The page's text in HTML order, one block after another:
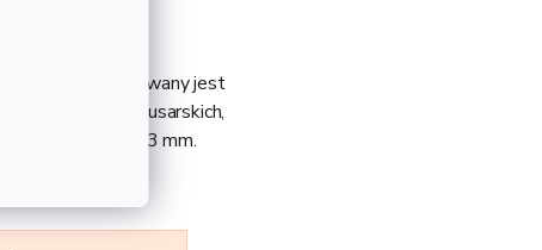
spawania. Stosowany jest
w warsztatach ślusarskich,
kg i średnicy 13 mm.